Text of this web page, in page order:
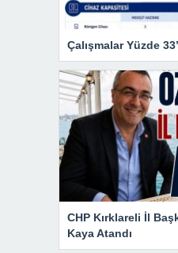
Çalışmalar Yüzde
CHP Kırklareli İl
Kaya Atandı